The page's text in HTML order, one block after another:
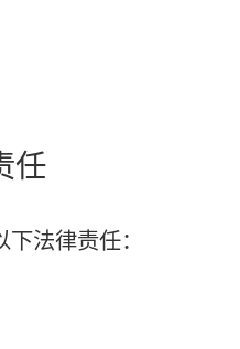
任
法律责任：